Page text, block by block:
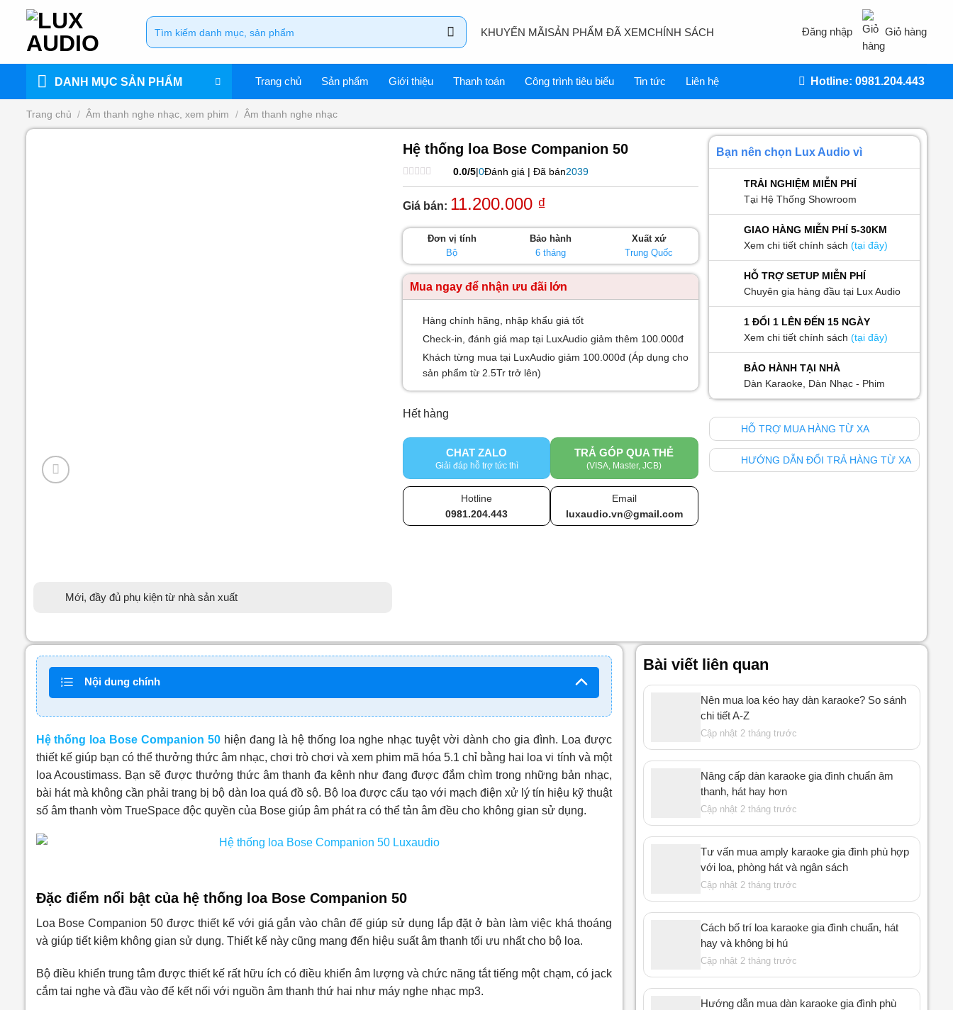
dung
Tìm
kiếm:
KHUYẾN MÃISẢN PHẨM ĐÃ XEMCHÍNH SÁCH Đăng nhập Giỏ hàng
DANH MỤC SẢN PHẨM Trang chủ Sản phẩm Giới thiệu Thanh toán Công trình tiêu biểu Tin tức Liên hệ Hotline: 0981.204.443
Trang chủ / Âm thanh nghe nhạc, xem phim / Âm thanh nghe nhạc
Mới, đầy đủ phụ kiện từ nhà sản xuất
Hệ thống loa Bose Companion 50
Được
hạng
5
sao
0.0/5|0Đánh giá | Đã bán2039
Giá bán: 11.200.000 ₫
Đơn vị tính
Bộ
Bảo hành
6 tháng
Xuất xứ
Trung Quốc
Mua ngay để nhận ưu đãi lớn
Hàng chính hãng, nhập khẩu giá tốt
Check-in, đánh giá map tại LuxAudio giảm thêm 100.000đ
Khách từng mua tại LuxAudio giảm 100.000đ (Áp dụng cho
sản phẩm từ 2.5Tr trở lên)
Hết hàng
CHAT ZALO
Giải đáp hỗ trợ tức thì
TRẢ GÓP QUA THẺ
(VISA, Master, JCB)
Hotline
0981.204.443
Email
luxaudio.vn@gmail.com
Bạn nên chọn Lux Audio vì
TRẢI NGHIỆM MIỄN PHÍ
Tại Hệ Thống Showroom
GIAO HÀNG MIỄN PHÍ 5-30KM
Xem chi tiết chính sách (tại đây)
HỖ TRỢ SETUP MIỄN PHÍ
Chuyên gia hàng đầu tại Lux Audio
1 ĐỔI 1 LÊN ĐẾN 15 NGÀY
Xem chi tiết chính sách (tại đây)
BẢO HÀNH TẠI NHÀ
Dàn Karaoke, Dàn Nhạc - Phim
HỖ TRỢ MUA HÀNG TỪ XA
HƯỚNG DẪN ĐỔI TRẢ HÀNG TỪ XA
Nội dung chính
Hệ thống loa Bose Companion 50 hiện đang là hệ thống loa nghe nhạc tuyệt vời dành cho gia đình. Loa được
thiết kế giúp bạn có thể thưởng thức âm nhạc, chơi trò chơi và xem phim mã hóa 5.1 chỉ bằng hai loa vi tính và một
loa Acoustimass. Bạn sẽ được thưởng thức âm thanh đa kênh như đang được đắm chìm trong những bản nhạc,
bài hát mà không cần phải trang bị bộ dàn loa quá đồ sộ. Bộ loa được cấu tạo với mạch điện xử lý tín hiệu kỹ thuật
số âm thanh vòm TrueSpace độc quyền của Bose giúp âm phát ra có thể tản âm đều cho không gian sử dụng.
Đặc điểm nổi bật của hệ thống loa Bose Companion 50
Loa Bose Companion 50 được thiết kế với giá gắn vào chân đế giúp sử dụng lắp đặt ở bàn làm việc khá thoáng
và giúp tiết kiệm không gian sử dụng. Thiết kế này cũng mang đến hiệu suất âm thanh tối ưu nhất cho bộ loa.
Bộ điều khiển trung tâm được thiết kế rất hữu ích có điều khiển âm lượng và chức năng tắt tiếng một chạm, có jack
cắm tai nghe và đầu vào để kết nối với nguồn âm thanh thứ hai như máy nghe nhạc mp3.
Bài viết liên quan
Nên mua loa kéo hay dàn karaoke? So sánh
chi tiết A-Z
Cập nhật 2 tháng trước
Nâng cấp dàn karaoke gia đình chuẩn âm
thanh, hát hay hơn
Cập nhật 2 tháng trước
Tư vấn mua amply karaoke gia đình phù hợp
với loa, phòng hát và ngân sách
Cập nhật 2 tháng trước
Cách bố trí loa karaoke gia đình chuẩn, hát
hay và không bị hú
Cập nhật 2 tháng trước
Hướng dẫn mua dàn karaoke gia đình phù